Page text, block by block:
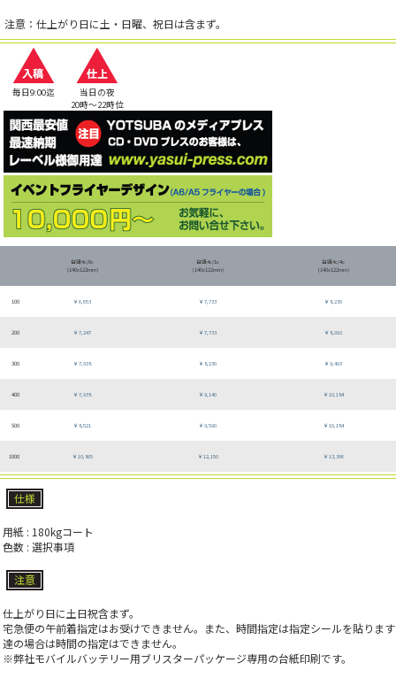
注意：仕上がり日に土・日曜、祝日は含まず。
毎日9:00迄
当日の夜
20時～22時位
台紙4c/0c
(140x122mm)
台紙4c/1c
(140x122mm)
台紙4c/4c
(140x122mm)
100
200
300
400
500
1000
￥6,653 ￥7,733 ￥8,230
￥7,247 ￥7,733 ￥8,910
￥7,938 ￥8,230 ￥9,493
￥7,938 ￥9,140 ￥10,184
￥8,521 ￥9,590 ￥10,184
￥10,865 ￥12,150 ￥13,306
仕様
用紙 : 180kgコート
色数 : 選択事項
注意
仕上がり日に土日祝含まず。
宅急便の午前着指定はお受けできません。また、時間指定は指定シールを貼りま
達の場合は時間の指定はできません。
※弊社モバイルバッテリー用ブリスターパッケージ専用の台紙印刷です。